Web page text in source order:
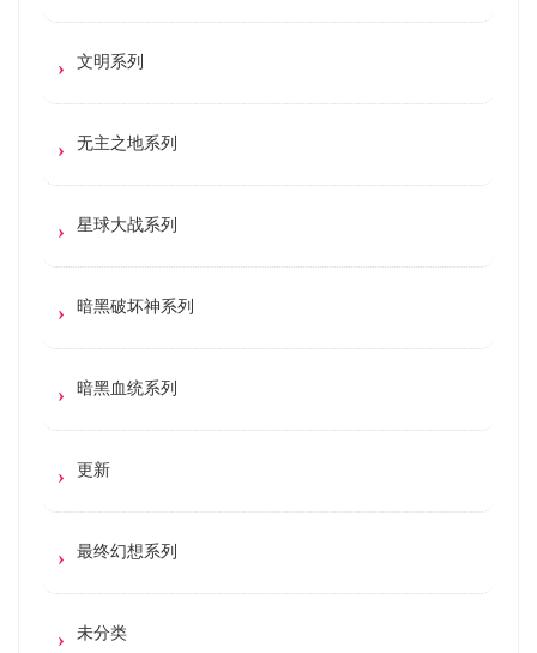
文明系列
无主之地系列
星球大战系列
暗黑破坏神系列
暗黑血统系列
更新
最终幻想系列
未分类